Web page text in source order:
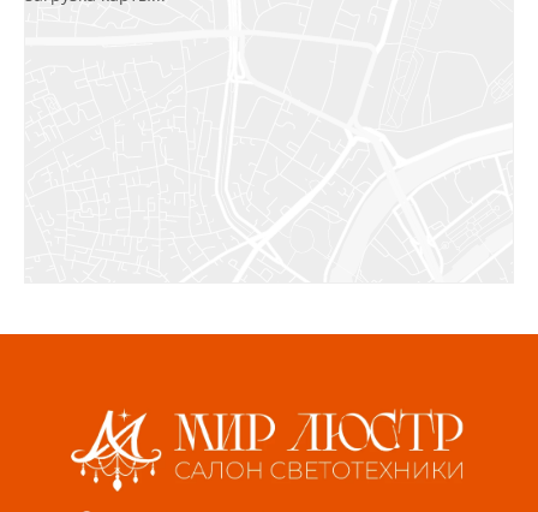
Пенза, ул. Пролетарская, 61 ТЦ "Стройбери"